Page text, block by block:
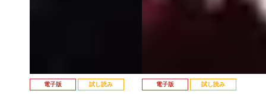
電子版 試し読み 電子版 試し読み